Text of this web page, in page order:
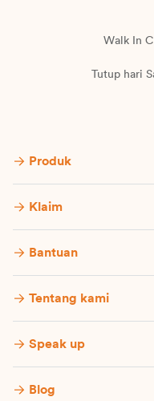
Walk In
Tutup hari
Produk
Klaim
Bantuan
Tentang kami
Speak up
Blog